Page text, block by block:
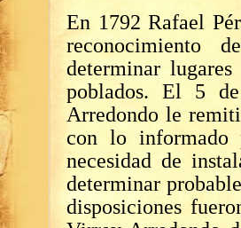
En 1792 Rafael
reconocimiento
determinar
poblados. El 5
Arredondo le
con lo informado
necesidad de
determinar
disposiciones